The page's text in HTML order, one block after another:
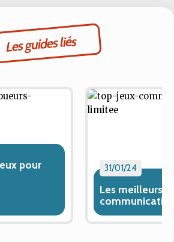
Les guides liés
pour
31/01/24
Les meilleurs